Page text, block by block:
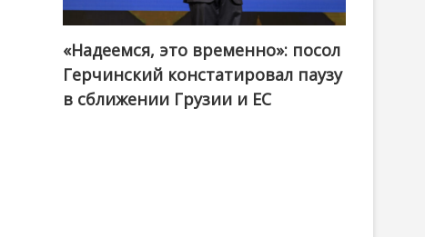
«Надеемся, это временно»: посол
Герчинский констатировал паузу
в сближении Грузии и ЕС